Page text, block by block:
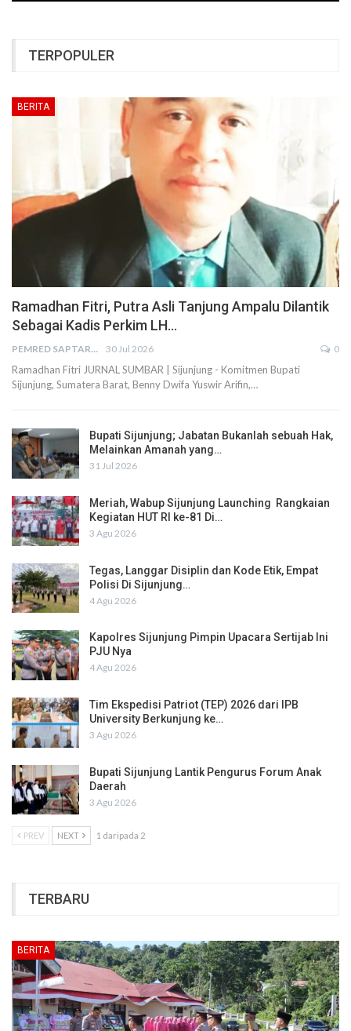
TERPOPULER
BERITA
Ramadhan Fitri, Putra Asli Tanjung Ampalu Dilantik
Sebagai Kadis Perkim LH…
PEMRED SAPTARIUS 30 Jul 2026 0
Ramadhan Fitri JURNAL SUMBAR | Sijunjung - Komitmen Bupati
Sijunjung, Sumatera Barat, Benny Dwifa Yuswir Arifin,…
Bupati Sijunjung; Jabatan Bukanlah sebuah Hak,
Melainkan Amanah yang…
31 Jul 2026
Meriah, Wabup Sijunjung Launching Rangkaian
Kegiatan HUT RI ke-81 Di…
3 Agu 2026
Tegas, Langgar Disiplin dan Kode Etik, Empat
Polisi Di Sijunjung…
4 Agu 2026
Kapolres Sijunjung Pimpin Upacara Sertijab Ini
PJU Nya
4 Agu 2026
Tim Ekspedisi Patriot (TEP) 2026 dari IPB
University Berkunjung ke…
3 Agu 2026
Bupati Sijunjung Lantik Pengurus Forum Anak
Daerah
3 Agu 2026
PREV NEXT 1 daripada 2
TERBARU
BERITA